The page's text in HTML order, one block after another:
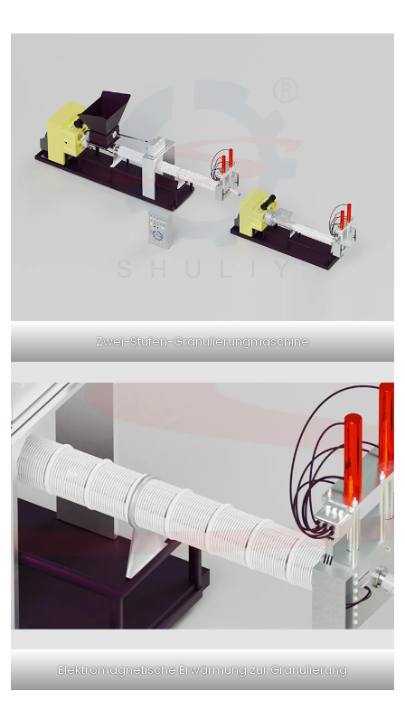
Zwei-Stufen-Granulierungmaschine
Elektromagnetische Erwärmung zur Granulierung